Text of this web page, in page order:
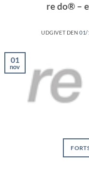
re do® –
UDGIVET DEN 01/
01
nov